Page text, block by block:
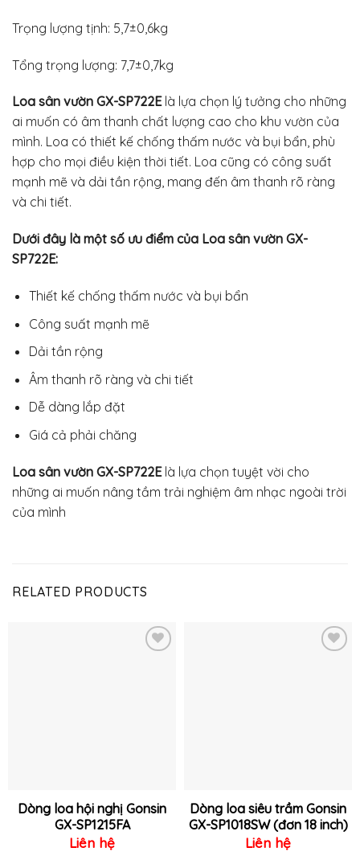
Trọng lượng tịnh: 5,7±0,6kg
Tổng trọng lượng: 7,7±0,7kg
Loa sân vườn GX-SP722Elà lựa chọn lý tưởng cho những
ai muốn có âm thanh chất lượng cao cho khu vườn của
mình. Loa có thiết kế chống thấm nước và bụi bẩn, phù
hợp cho mọi điều kiện thời tiết. Loa cũng có công suất
mạnh mẽ và dải tần rộng, mang đến âm thanh rõ ràng
và chi tiết.
Dưới đây là một số ưu điểm của Loa sân vườn GX-
SP722E:
Thiết kế chống thấm nước và bụi bẩn
Công suất mạnh mẽ
Dải tần rộng
Âm thanh rõ ràng và chi tiết
Dễ dàng lắp đặt
Giá cả phải chăng
Loa sân vườn GX-SP722Elà lựa chọn tuyệt vời cho
những ai muốn nâng tầm trải nghiệm âm nhạc ngoài trời
của mình
RELATED PRODUCTS
Dòng loa hội nghị Gonsin
GX-SP1215FA
Liên hệ
Dòng loa siêu trầm Gonsin
GX-SP1018SW (đơn 18 inch)
Liên hệ